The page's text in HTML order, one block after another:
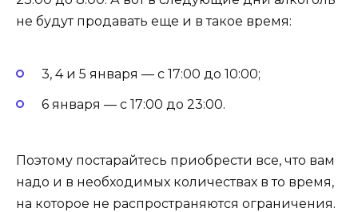
не будут продавать еще и в такое время:
3, 4 и 5 января — с 17:00 до 10:00;
6 января — с 17:00 до 23:00.
Поэтому постарайтесь приобрести все, что вам
надо и в необходимых количествах в то время,
на которое не распространяются ограничения.